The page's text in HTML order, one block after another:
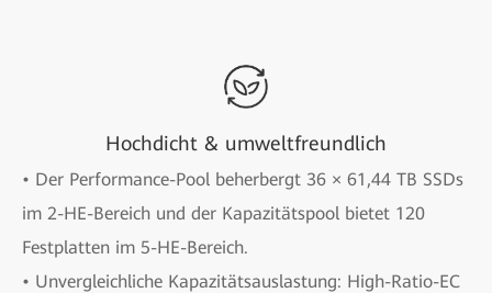
Hochdicht & umweltfreundlich
• Der Performance-Pool beherbergt 36 × 61,44 TB SSDs
im 2-HE-Bereich und der Kapazitätspool bietet 120
Festplatten im 5-HE-Bereich.
• Unvergleichliche Kapazitätsauslastung: High-Ratio-EC